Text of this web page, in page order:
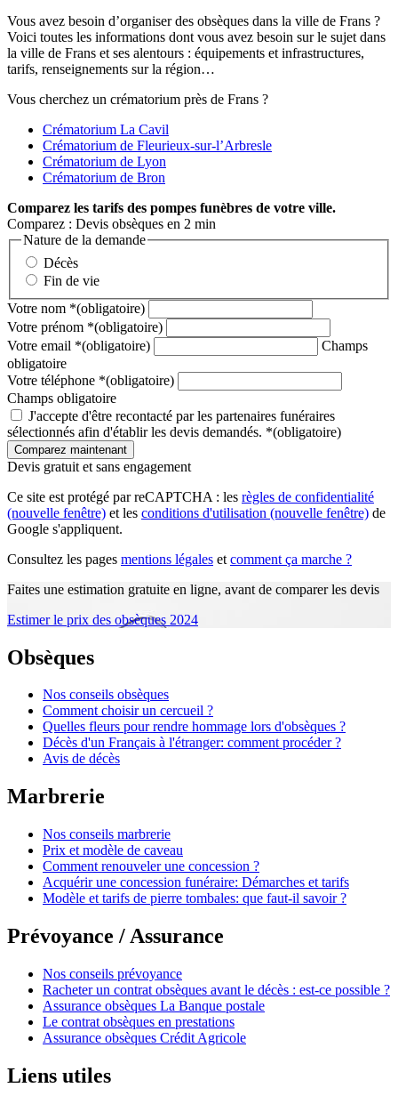
Vous avez besoin d’organiser des obsèques dans la ville de Frans ?
Voici toutes les informations dont vous avez besoin sur le sujet dans
la ville de Frans et ses alentours : équipements et infrastructures,
tarifs, renseignements sur la région…
Vous cherchez un crématorium près de Frans ?
Crématorium La Cavil
Crématorium de Fleurieux-sur-l’Arbresle
Crématorium de Lyon
Crématorium de Bron
Comparez les tarifs des pompes funèbres de votre ville.
Comparez : Devis obsèques en 2 min
Nature de la demande
Décès
Fin de vie
Votre nom *(obligatoire)
Votre prénom *(obligatoire)
Votre email *(obligatoire)
Champs
obligatoire
Votre téléphone *(obligatoire)
Champs obligatoire
J'accepte d'être recontacté par les partenaires funéraires
sélectionnés afin d'établir les devis demandés. *(obligatoire)
Devis gratuit et sans engagement
Ce site est protégé par reCAPTCHA : les règles de confidentialité
(nouvelle fenêtre) et les conditions d'utilisation (nouvelle fenêtre) de
Google s'appliquent.
Consultez les pages mentions légales et comment ça marche ?
Faites une estimation gratuite en ligne, avant de comparer les devis
Estimer le prix des obsèques 2024
Obsèques
Nos conseils obsèques
Comment choisir un cercueil ?
Quelles fleurs pour rendre hommage lors d'obsèques ?
Décès d'un Français à l'étranger: comment procéder ?
Avis de décès
Marbrerie
Nos conseils marbrerie
Prix et modèle de caveau
Comment renouveler une concession ?
Acquérir une concession funéraire: Démarches et tarifs
Modèle et tarifs de pierre tombales: que faut-il savoir ?
Prévoyance / Assurance
Nos conseils prévoyance
Racheter un contrat obsèques avant le décès : est-ce possible ?
Assurance obsèques La Banque postale
Le contrat obsèques en prestations
Assurance obsèques Crédit Agricole
Liens utiles